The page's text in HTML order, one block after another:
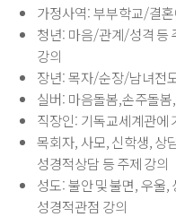
가정사역: 부부학교/결
청년: 마음/관계/성격 등
강의
장년: 목자/순장/남녀전
실버: 마음돌봄,손주돌
직장인: 기독교세계관에
목회자, 사모, 신학생, 상
성경적상담 등 주제 강의
성도: 불안 및 불면, 우울
성경적관점 강의